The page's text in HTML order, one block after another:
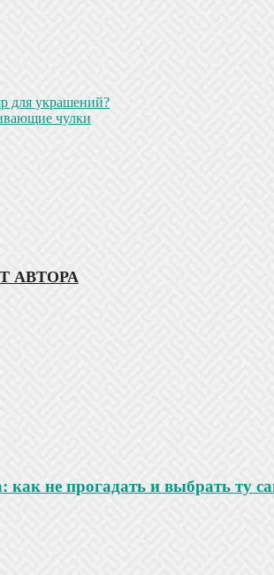
для украшений?
чулки
АВТОРА
не прогадать и выбрать ту